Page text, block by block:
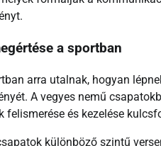
a sportban
arra utalnak, hogyan
A vegyes nemű
felismerése és kezelése
különböző szintű